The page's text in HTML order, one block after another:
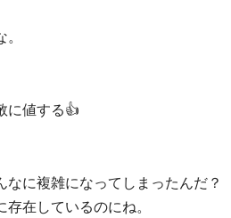
に値する👍
なに複雑になってしまったんだ？
在しているのにね。